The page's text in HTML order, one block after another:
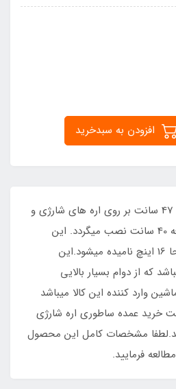
این ساطوری با طول کلی 47 سانت بر روی اره های شارژی و
اره برقی با طول مفید تیغه 40 سانت نصب میگردد. این
اندازه ی ساطوری اصطلاحا 16 اینچ نامیده میشود.این
4 پین میباشد که از دوام بسیار بالایی
وارد کننده این کالا میباشد
خرید عمده ساطوری اره شارژی
مشخصات کامل این محصول
فرمایید.